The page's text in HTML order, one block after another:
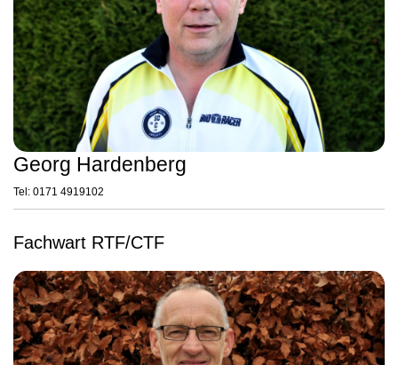
Georg Hardenberg
Tel: 0171 4919102
Fachwart RTF/CTF